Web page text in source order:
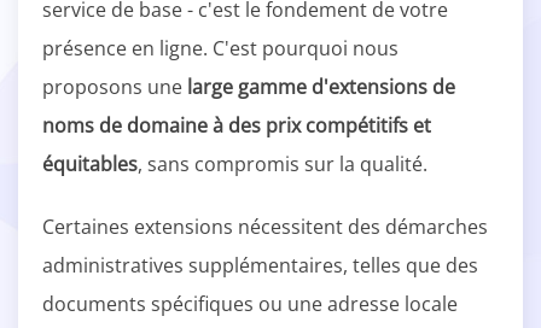
service de base - c'est le fondement de votre
présence en ligne. C'est pourquoi nous
proposons une large gamme d'extensions de
noms de domaine à des prix compétitifs et
équitables, sans compromis sur la qualité.
Certaines extensions nécessitent des démarches
administratives supplémentaires, telles que des
documents spécifiques ou une adresse locale